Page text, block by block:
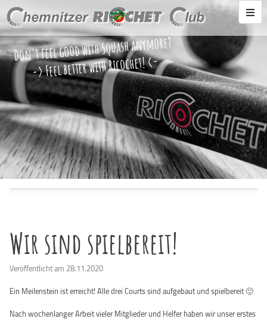
Don't feel good with Squash anymore?
-> Feel better with Ricochet! <-
Wir sind spielbereit!
Veröffentlicht am 28.11.2020
Ein Meilenstein ist erreicht! Alle drei Courts sind aufgebaut und spielbereit 🙂
Nach wochenlanger Arbeit vieler Mitglieder und Helfer haben wir unser erstes